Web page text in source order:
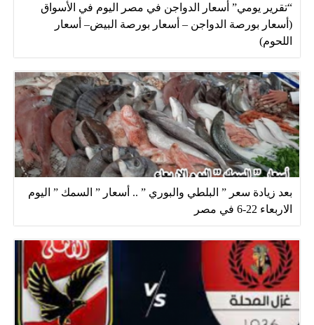
“تقرير يومي” أسعار الدواجن في مصر اليوم في الأسواق
(أسعار بورصة الدواجن – أسعار بورصة البيض– أسعار
اللحوم)
بعد زيادة سعر ” البلطي والبوري ” .. أسعار ” السمك ” اليوم
الاربعاء 22-6 في مصر